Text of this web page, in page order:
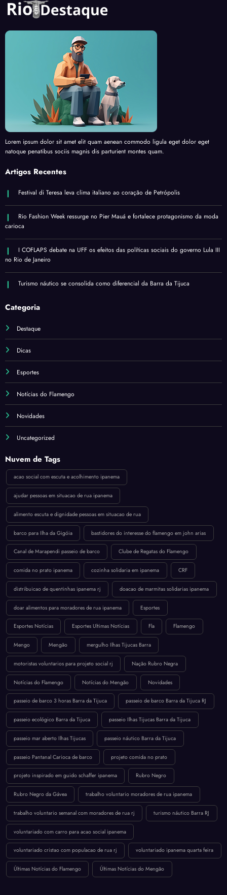
Lorem ipsum dolor sit amet elit quam aenean commodo ligula eget dolor eget
natoque penatibus sociis magnis dis parturient montes quam.
Artigos Recentes
Festival di Teresa leva clima italiano ao coração de Petrópolis
Rio Fashion Week ressurge no Pier Mauá e fortalece protagonismo da moda
carioca
I COFLAPS debate na UFF os efeitos das políticas sociais do governo Lula III
no Rio de Janeiro
Turismo náutico se consolida como diferencial da Barra da Tijuca
Categoria
Destaque
Dicas
Esportes
Notícias do Flamengo
Novidades
Uncategorized
Nuvem de Tags
acao social com escuta e acolhimento ipanema
ajudar pessoas em situacao de rua ipanema
alimento escuta e dignidade pessoas em situacao de rua
barco para Ilha da Gigóia bastidores do interesse do flamengo em john arias
Canal de Marapendi passeio de barco Clube de Regatas do Flamengo
comida no prato ipanema cozinha solidaria em ipanema CRF
distribuicao de quentinhas ipanema rj doacao de marmitas solidarias ipanema
doar alimentos para moradores de rua ipanema Esportes
Esportes Notícias Esportes Ultimas Notícias Fla Flamengo
Mengo Mengão mergulho Ilhas Tijucas Barra
motoristas voluntarios para projeto social rj Nação Rubro Negra
Notícias do Flamengo Notícias do Mengão Novidades
passeio de barco 3 horas Barra da Tijuca passeio de barco Barra da Tijuca RJ
passeio ecológico Barra da Tijuca passeio Ilhas Tijucas Barra da Tijuca
passeio mar aberto Ilhas Tijucas passeio náutico Barra da Tijuca
passeio Pantanal Carioca de barco projeto comida no prato
projeto inspirado em guido schaffer ipanema Rubro Negro
Rubro Negro da Gávea trabalho voluntario moradores de rua ipanema
trabalho voluntario semanal com moradores de rua rj turismo náutico Barra RJ
voluntariado com carro para acao social ipanema
voluntariado cristao com populacao de rua rj voluntariado ipanema quarta feira
Últimas Notícias do Flamengo Últimas Notícias do Mengão